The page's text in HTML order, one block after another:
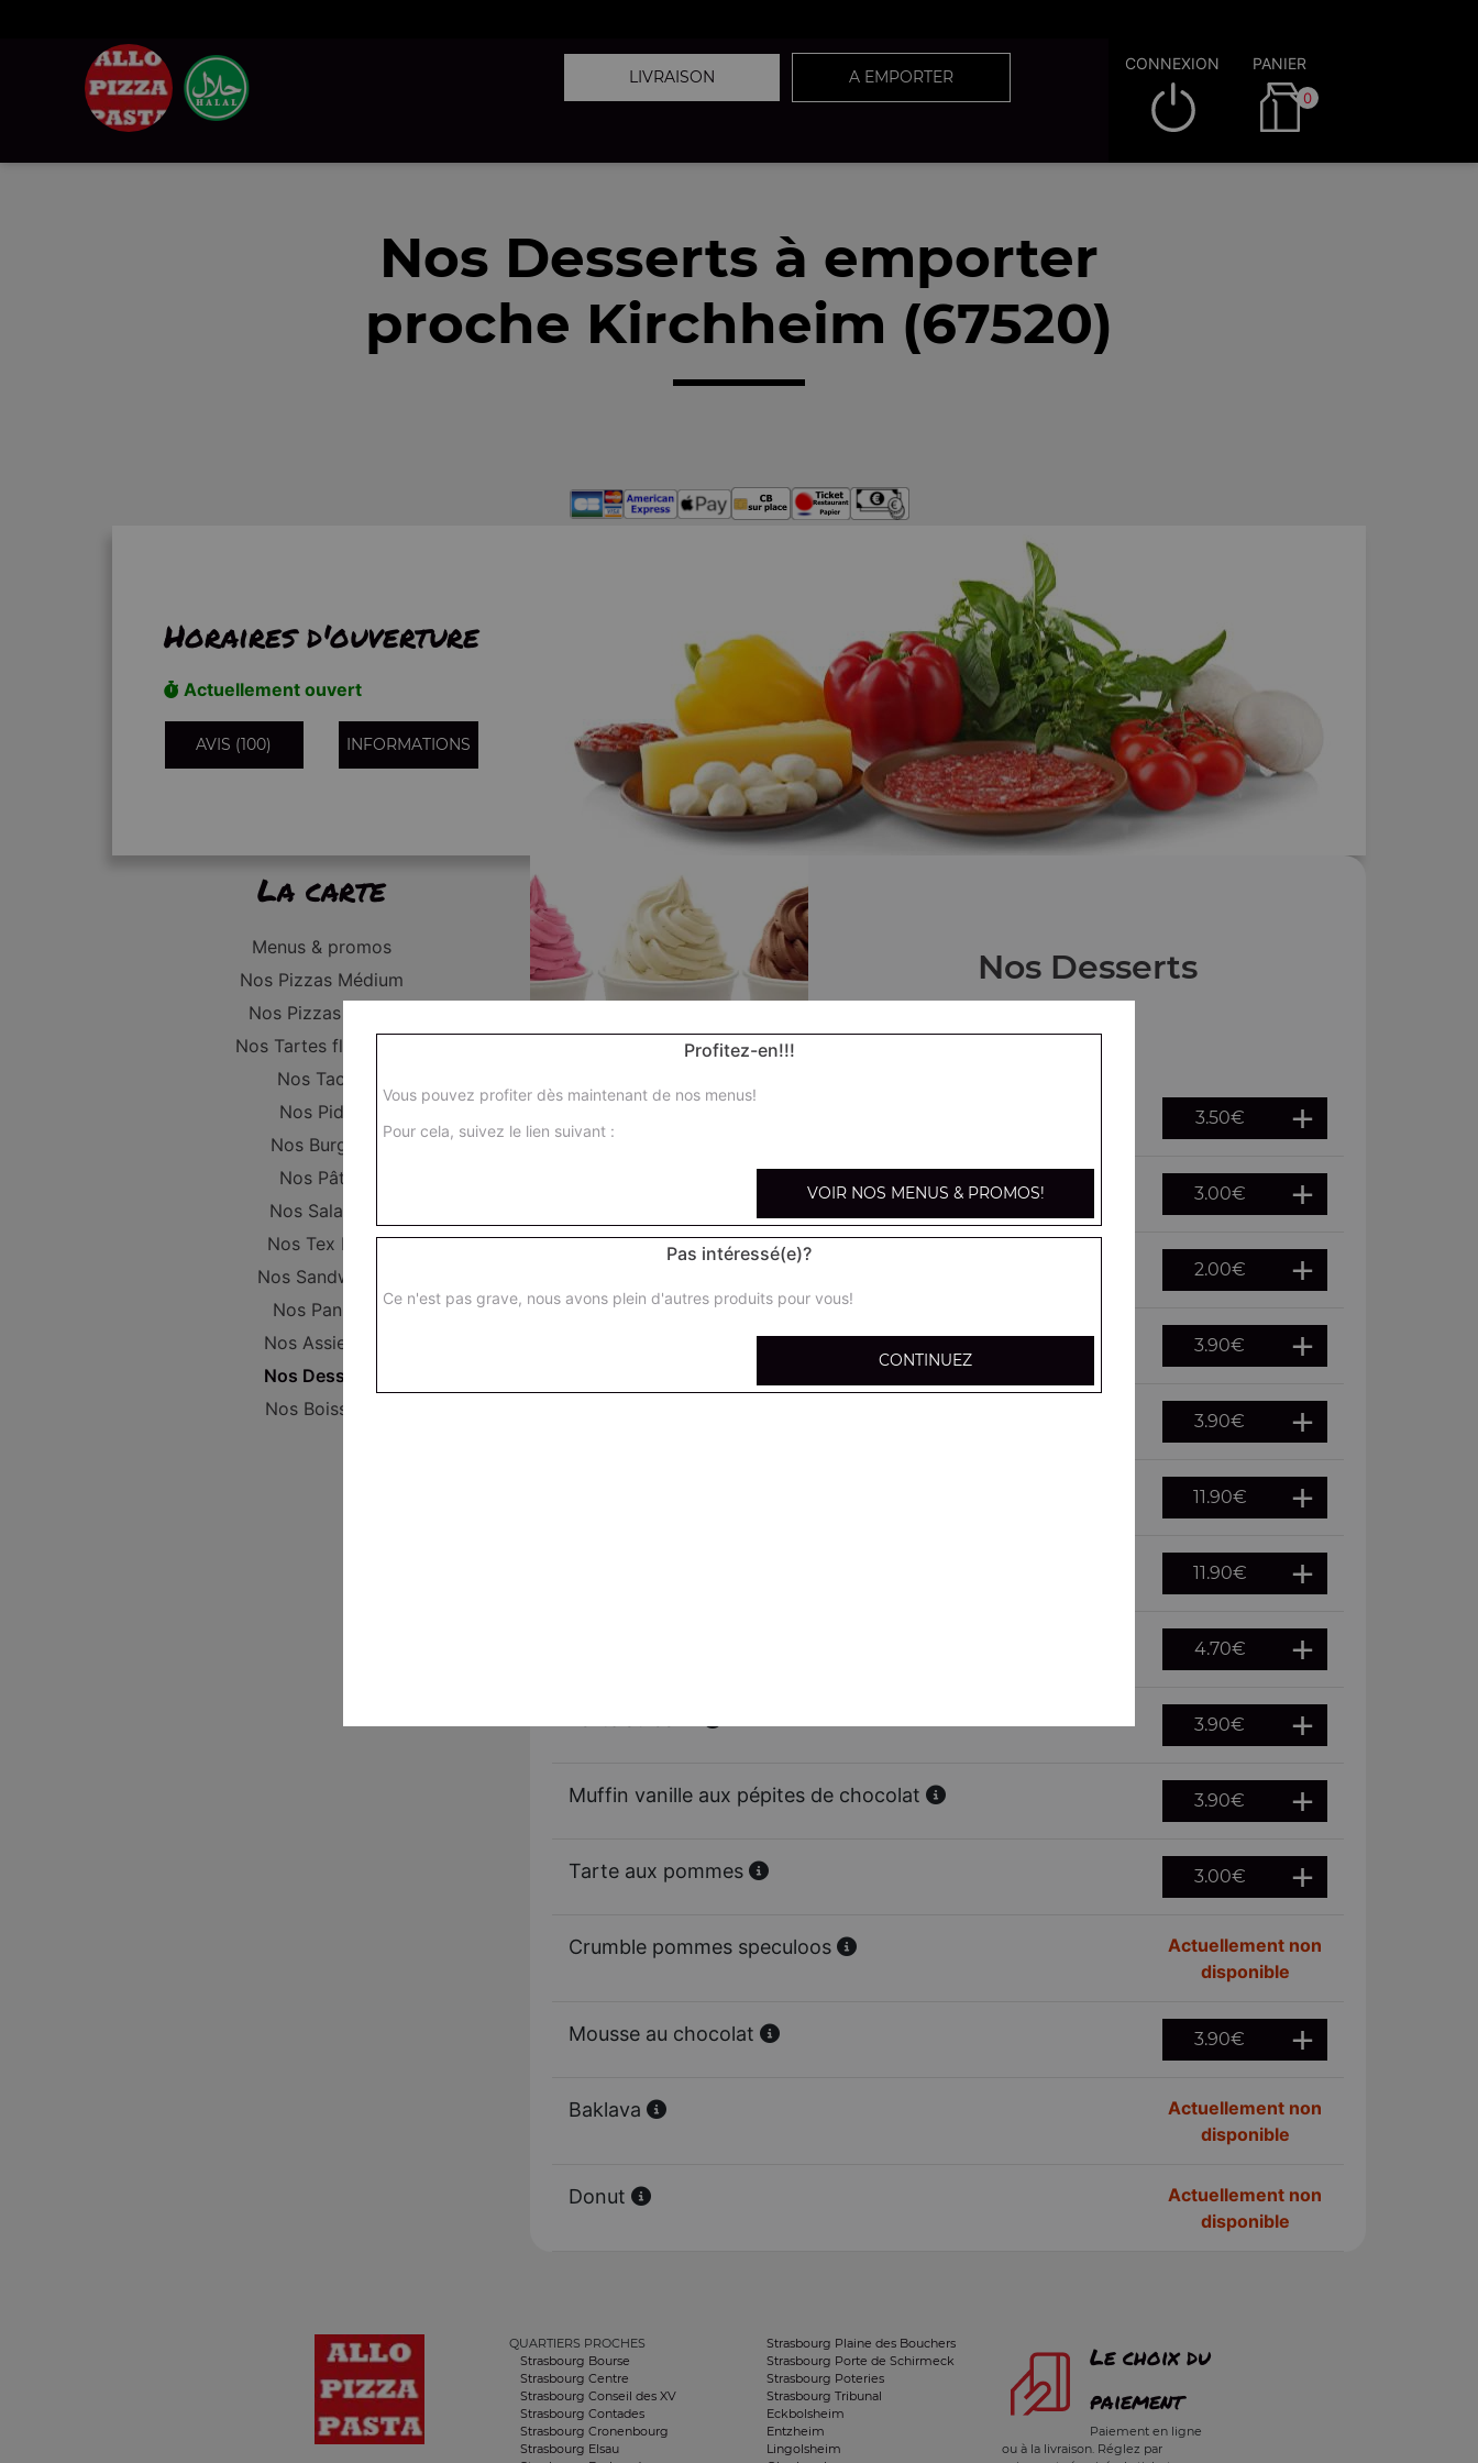
LIVRAISON A EMPORTER
CONNEXION PANIER
0
Nos Desserts à emporter
proche Kirchheim (67520)
Horaires d'ouverture
Actuellement ouvert
AVIS (100) INFORMATIONS
La carte
Menus & promos
Nos Pizzas Médium
Nos Pizzas Large
Nos Tartes flambées
Nos Tacos
Nos Pides
Nos Burgers
Nos Pâtes
Nos Salades
Nos Tex Mex
Nos Sandwichs
Nos Paninis
Nos Assiettes
Nos Desserts
Nos Boissons
Nos Desserts
3.50€
3.00€
Barre glacée chocolatée 2.00€
Glace ben & jerry's vanille 95 ml 3.90€
3.90€
11.90€
11.90€
4.70€
3.90€
Muffin vanille aux pépites de chocolat 3.90€
Tarte aux pommes 3.00€
Crumble pommes speculoos
Actuellement non
disponible
Mousse au chocolat 3.90€
Baklava
Actuellement non
disponible
Donut
Actuellement non
disponible
QUARTIERS PROCHES
Strasbourg Bourse
Strasbourg Centre
Strasbourg Conseil des XV
Strasbourg Contades
Strasbourg Cronenbourg
Strasbourg Elsau
Strasbourg Plaine des Bouchers
Strasbourg Porte de Schirmeck
Strasbourg Poteries
Strasbourg Tribunal
Eckbolsheim
Entzheim
Lingolsheim
Le choix du
paiement
Paiement en ligne
ou à la livraison. Réglez par
Profitez-en!!!
Vous pouvez profiter dès maintenant de nos menus!
Pour cela, suivez le lien suivant :
VOIR NOS MENUS & PROMOS!
Pas intéressé(e)?
Ce n'est pas grave, nous avons plein d'autres produits pour vous!
CONTINUEZ